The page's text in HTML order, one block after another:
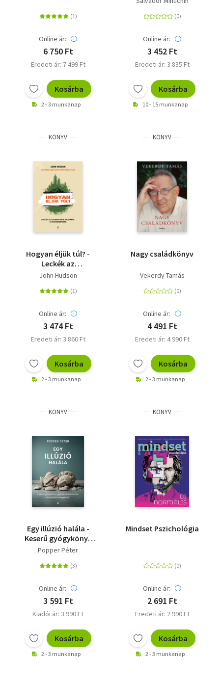
Online ár:
6 750 Ft
Eredeti ár: 7 499 Ft
Kosárba
2 - 3 munkanap
Online ár:
3 452 Ft
Eredeti ár: 3 835 Ft
Kosárba
10 - 15 munkanap
KÖNYV
Hogyan éljük túl? -
Leckék az
extremitások
hétköznapokra
John Hudson
Online ár:
3 474 Ft
Eredeti ár: 3 860 Ft
Kosárba
2 - 3 munkanap
KÖNYV
Nagy családkönyv
Vekerdy Tamás
Online ár:
4 491 Ft
Eredeti ár: 4 990 Ft
Kosárba
2 - 3 munkanap
KÖNYV
Egy illúzió halála -
Keserű gyógykönyv
gyanakvó fiataloknak
öregeknek
Popper Péter
Online ár:
3 591 Ft
Kiadói ár: 3 990 Ft
Kosárba
2 - 3 munkanap
KÖNYV
Mindset Pszichológia
Online ár:
2 691 Ft
Eredeti ár: 2 990 Ft
Kosárba
2 - 3 munkanap